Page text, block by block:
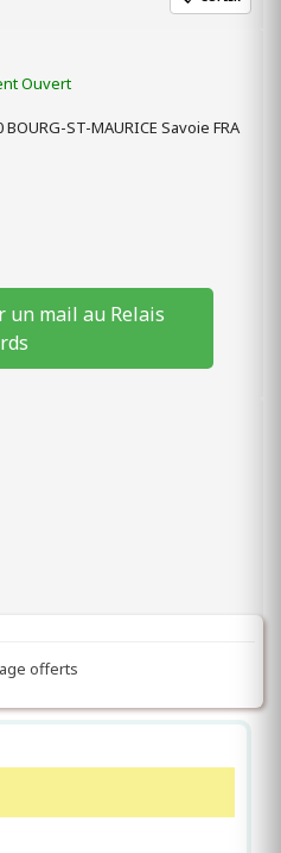
Ouvert
BOURG-ST-MAURICE Savoie FRA
un mail au Relais
offerts